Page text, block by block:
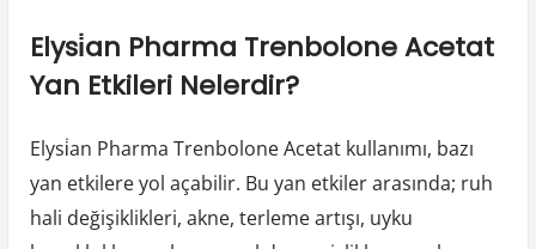
Elysi̇an Pharma Trenbolone Acetat
Yan Etkileri Nelerdir?
Elysi̇an Pharma Trenbolone Acetat kullanımı, bazı
yan etkilere yol açabilir. Bu yan etkiler arasında; ruh
hali değişiklikleri, akne, terleme artışı, uyku